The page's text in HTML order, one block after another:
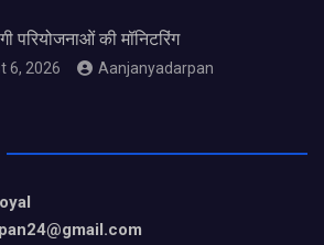
परियोजनाओं की मॉनिटरिंग
6, 2026 Aanjanyadarpan